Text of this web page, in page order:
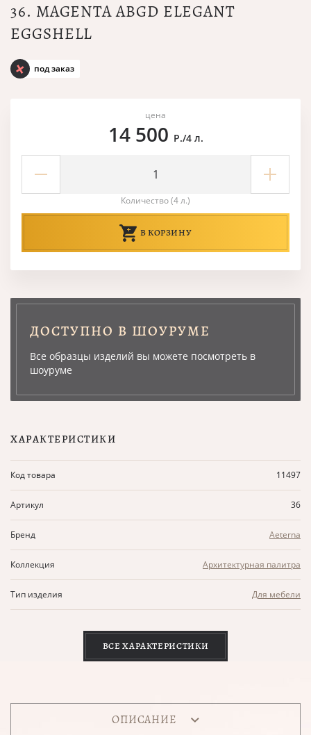
36. MAGENTA ABGD ELEGANT
EGGSHELL
под заказ
цена
14 500 Р./4 л.
Количество (4 л.)
В КОРЗИНУ
ДОСТУПНО В ШОУРУМЕ
Все образцы изделий вы можете посмотреть в
шоуруме
ХАРАКТЕРИСТИКИ
Код товара 11497
Артикул 36
Бренд Aeterna
Коллекция Архитектурная палитра
Тип изделия Для мебели
ВСЕ ХАРАКТЕРИСТИКИ
ОПИСАНИЕ